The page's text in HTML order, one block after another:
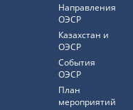
Направления
ОЭСР
Казахстан и
ОЭСР
События
ОЭСР
План
мероприятий